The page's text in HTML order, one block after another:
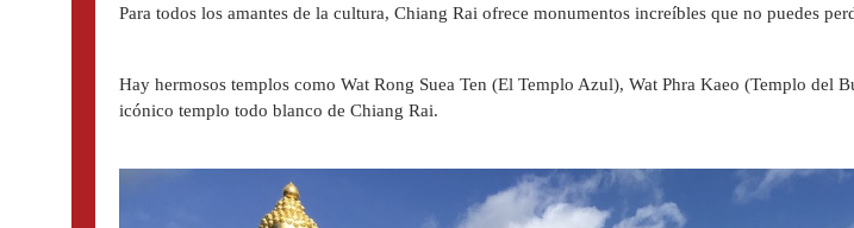
Para todos los amantes de la cultura, Chiang Rai ofrece monumentos increíbles que no puedes
Hay hermosos templos como Wat Rong Suea Ten (El Templo Azul), Wat Phra Kaeo (Templo del
icónico templo todo blanco de Chiang Rai.